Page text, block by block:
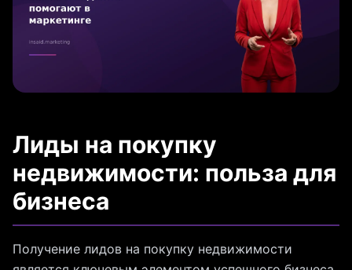
Лиды на покупку
недвижимости: польза для
бизнеса
Получение лидов на покупку недвижимости